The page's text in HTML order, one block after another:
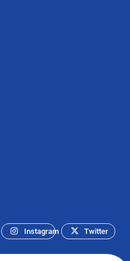
Instagram Twitter